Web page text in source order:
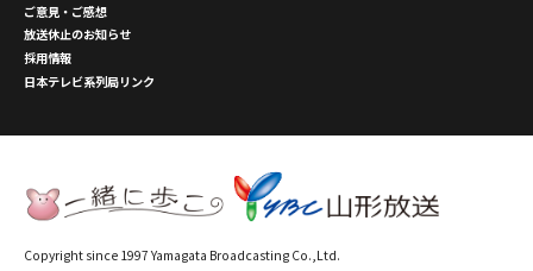
ご意見・ご感想
放送休止のお知らせ
採用情報
日本テレビ系列局リンク
Copyright since 1997 Yamagata Broadcasting Co.,Ltd.